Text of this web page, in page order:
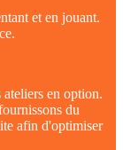
et en jouant.
en option.
du
afin d'optimiser